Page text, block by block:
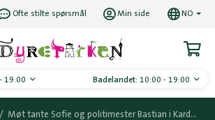
19:00 Badelandet: 10:00 - 19:00
Ofte stilte spørsmål Min side NO
/ Møt tante Sofie og politimester Bastian i Kardemomme by